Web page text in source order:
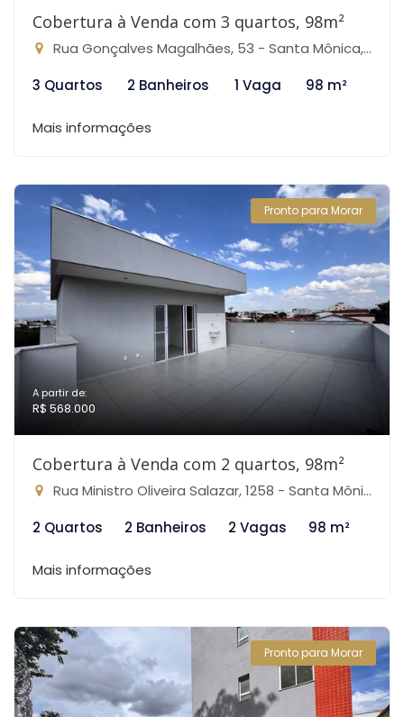
Cobertura à Venda com 3 quartos, 98m²
Rua Gonçalves Magalhães, 53 - Santa Mônica, Belo Horizonte-MG
3 Quartos
2 Banheiros 1 Vaga 98 m²
Mais informações
Pronto para Morar
A partir de:
R$ 568.000
Cobertura à Venda com 2 quartos, 98m²
Rua Ministro Oliveira Salazar, 1258 - Santa Mônica, Belo Horizonte-MG
2 Quartos
2 Banheiros 2 Vagas 98 m²
Mais informações
Pronto para Morar